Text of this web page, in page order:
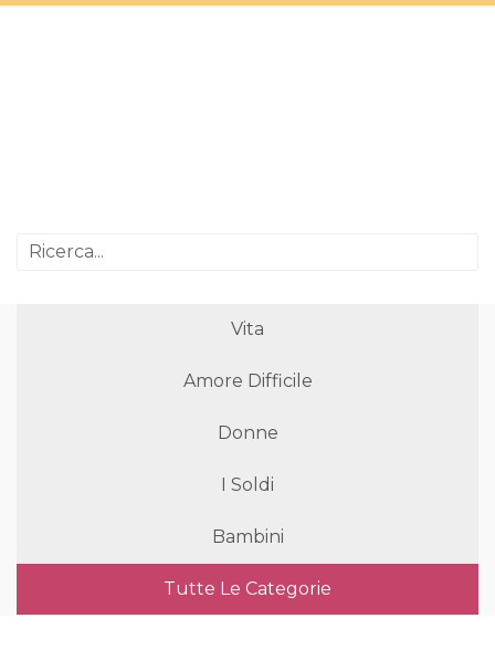
Vita
Amore Difficile
Donne
I Soldi
Bambini
Tutte Le Categorie